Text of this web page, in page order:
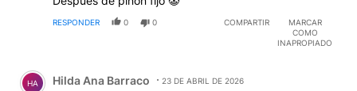
RESPONDER 0 0 COMPARTIR
MARCAR
COMO
INAPROPIADO
Comentario de Hilda Ana Barraco.
HA Hilda Ana Barraco 23 DE ABRIL DE 2026